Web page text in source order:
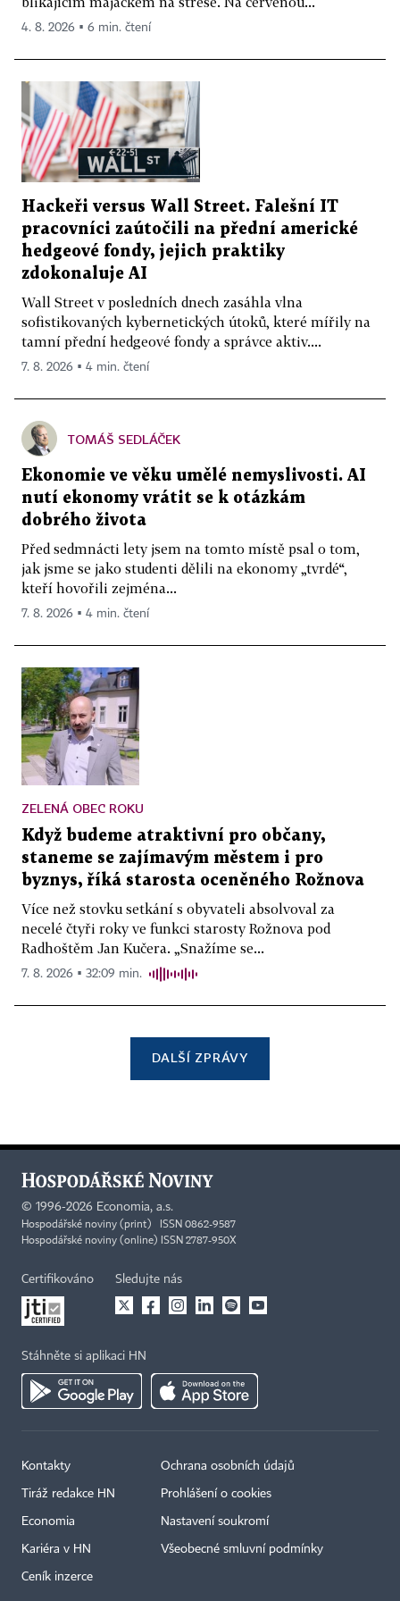
4. 8. 2026 ▪ 6 min. čtení
Hackeři versus Wall Street. Falešní IT
pracovníci zaútočili na přední americké
hedgeové fondy, jejich praktiky
zdokonaluje AI
Wall Street v posledních dnech zasáhla vlna
sofistikovaných kybernetických útoků, které mířily na
tamní přední hedgeové fondy a správce aktiv....
7. 8. 2026 ▪ 4 min. čtení
TOMÁŠ SEDLÁČEK
Ekonomie ve věku umělé nemyslivosti. AI
nutí ekonomy vrátit se k otázkám
dobrého života
Před sedmnácti lety jsem na tomto místě psal o tom,
jak jsme se jako studenti dělili na ekonomy „tvrdé“,
kteří hovořili zejména...
7. 8. 2026 ▪ 4 min. čtení
ZELENÁ OBEC ROKU
Když budeme atraktivní pro občany,
staneme se zajímavým městem i pro
byznys, říká starosta oceněného Rožnova
Více než stovku setkání s obyvateli absolvoval za
necelé čtyři roky ve funkci starosty Rožnova pod
Radhoštěm Jan Kučera. „Snažíme se...
7. 8. 2026 ▪ 32:09 min.
DALŠÍ ZPRÁVY
© 1996-2026 Economia, a.s.
Hospodářské noviny (print) ISSN 0862-9587
Hospodářské noviny (online) ISSN 2787-950X
Certifikováno Sledujte nás
Stáhněte si aplikaci HN
Kontakty
Tiráž redakce HN
Economia
Kariéra v HN
Ceník inzerce
Ochrana osobních údajů
Prohlášení o cookies
Nastavení soukromí
Všeobecné smluvní podmínky